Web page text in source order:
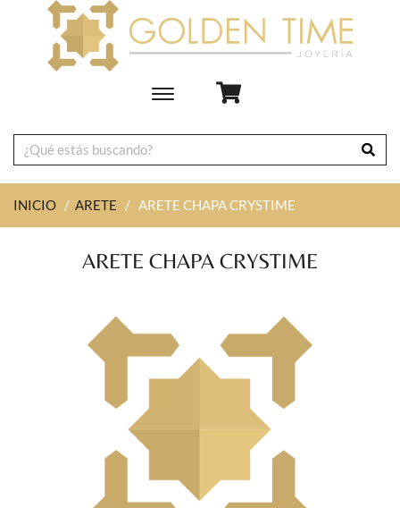
Toggle
navigation
INICIO / ARETE / ARETE CHAPA CRYSTIME
ARETE CHAPA CRYSTIME